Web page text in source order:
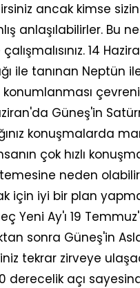
ancak kimse
anlaşılabilirler. Bu
14
ile tanınan Neptün
Güneş'in
konuşmalarda
çok hızlı
neden
için iyi bir plan
Yeni Ay'ı 19
sonra Güneş'in
tekrar zirveye
derecelik açı